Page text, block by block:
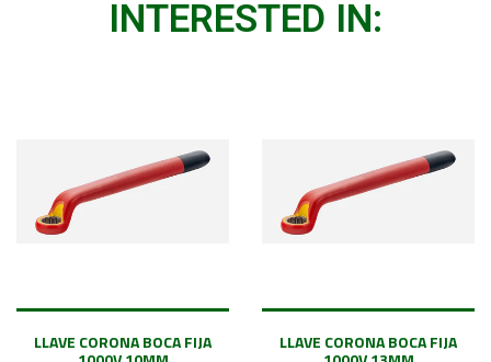
INTERESTED IN:
LLAVE CORONA BOCA FIJA LLAVE CORONA BOCA FIJA